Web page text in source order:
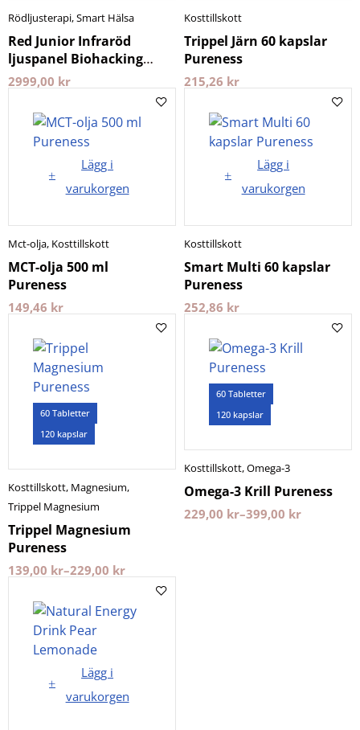
Rödljusterapi,Smart Hälsa
Red Junior Infraröd
ljuspanel Biohacking
Collective
2999,00 kr
Kosttillskott
Trippel Järn 60 kapslar
Pureness
215,26 kr
Lägg i
varukorgen
Mct-olja, Kosttillskott
MCT-olja 500 ml
Pureness
149,46 kr
Lägg i
varukorgen
Kosttillskott
Smart Multi 60 kapslar
Pureness
252,86 kr
60 Tabletter
120 kapslar
Kosttillskott, Magnesium,
Trippel Magnesium
Trippel Magnesium
Pureness
139,00 kr–229,00 kr
60 Tabletter
120 kapslar
Kosttillskott,Omega-3
Omega-3 Krill Pureness
229,00 kr–399,00 kr
Lägg i
varukorgen